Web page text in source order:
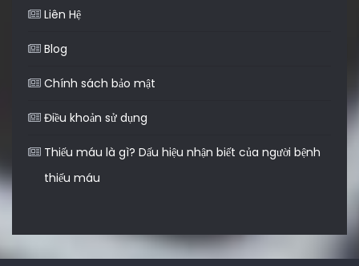
Liên Hệ
Blog
Chính sách bảo mật
Điều khoản sử dụng
Thiếu máu là gì? Dấu hiệu nhận biết của người bệnh
thiếu máu